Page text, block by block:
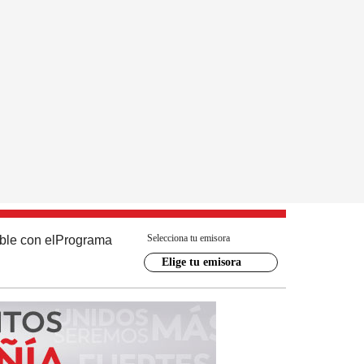
con el Programa Selecciona tu emisora
Elige tu emisora